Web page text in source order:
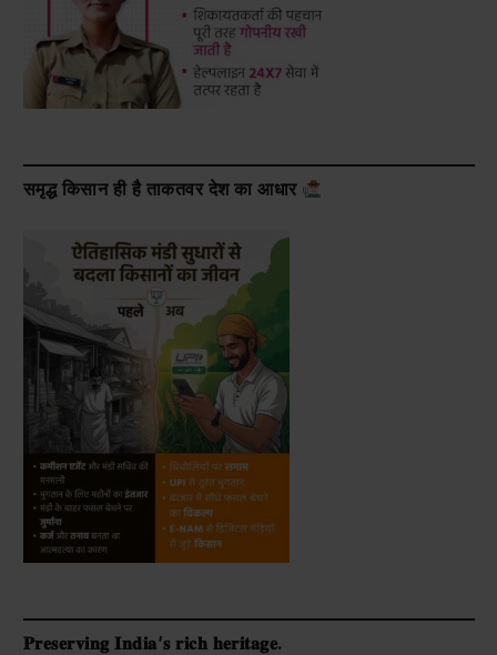
समृद्ध किसान ही है ताकतवर देश का आधार
𝐏𝐫𝐞𝐬𝐞𝐫𝐯𝐢𝐧𝐠 𝐈𝐧𝐝𝐢𝐚’𝐬 𝐫𝐢𝐜𝐡 𝐡𝐞𝐫𝐢𝐭𝐚𝐠𝐞.